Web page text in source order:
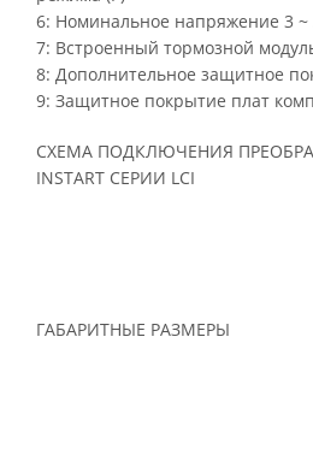
6: Номинальное напряжение 3 ~
7: Встроенный тормозной
8: Дополнительное защитное
9: Защитное покрытие плат
СХЕМА ПОДКЛЮЧЕНИЯ
INSTART СЕРИИ LCI
ГАБАРИТНЫЕ РАЗМЕРЫ